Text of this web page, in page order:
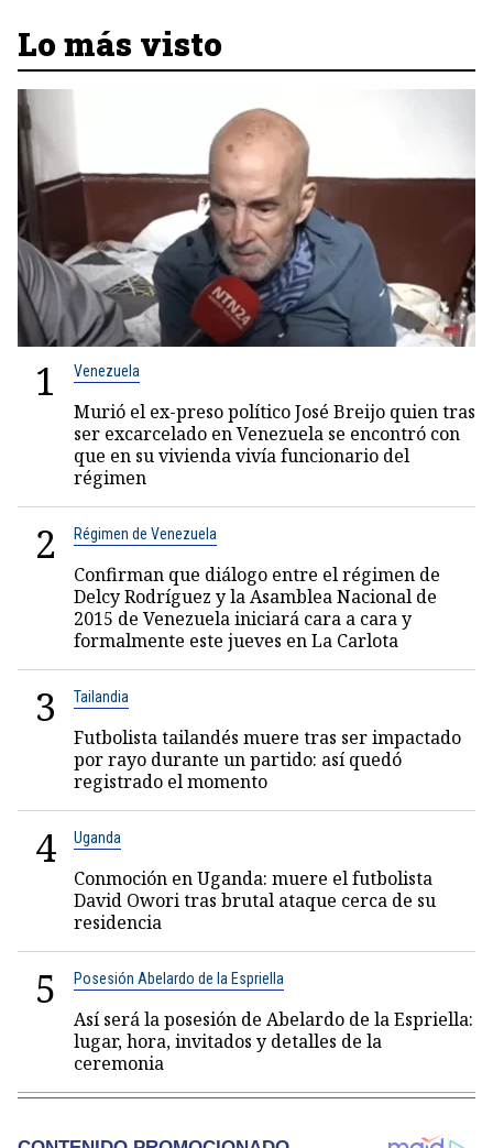
Lo más visto
1 Venezuela
Murió el ex-preso político José Breijo quien tras
ser excarcelado en Venezuela se encontró con
que en su vivienda vivía funcionario del
régimen
2 Régimen de Venezuela
Confirman que diálogo entre el régimen de
Delcy Rodríguez y la Asamblea Nacional de
2015 de Venezuela iniciará cara a cara y
formalmente este jueves en La Carlota
3 Tailandia
Futbolista tailandés muere tras ser impactado
por rayo durante un partido: así quedó
registrado el momento
4 Uganda
Conmoción en Uganda: muere el futbolista
David Owori tras brutal ataque cerca de su
residencia
5 Posesión Abelardo de la Espriella
Así será la posesión de Abelardo de la Espriella:
lugar, hora, invitados y detalles de la
ceremonia